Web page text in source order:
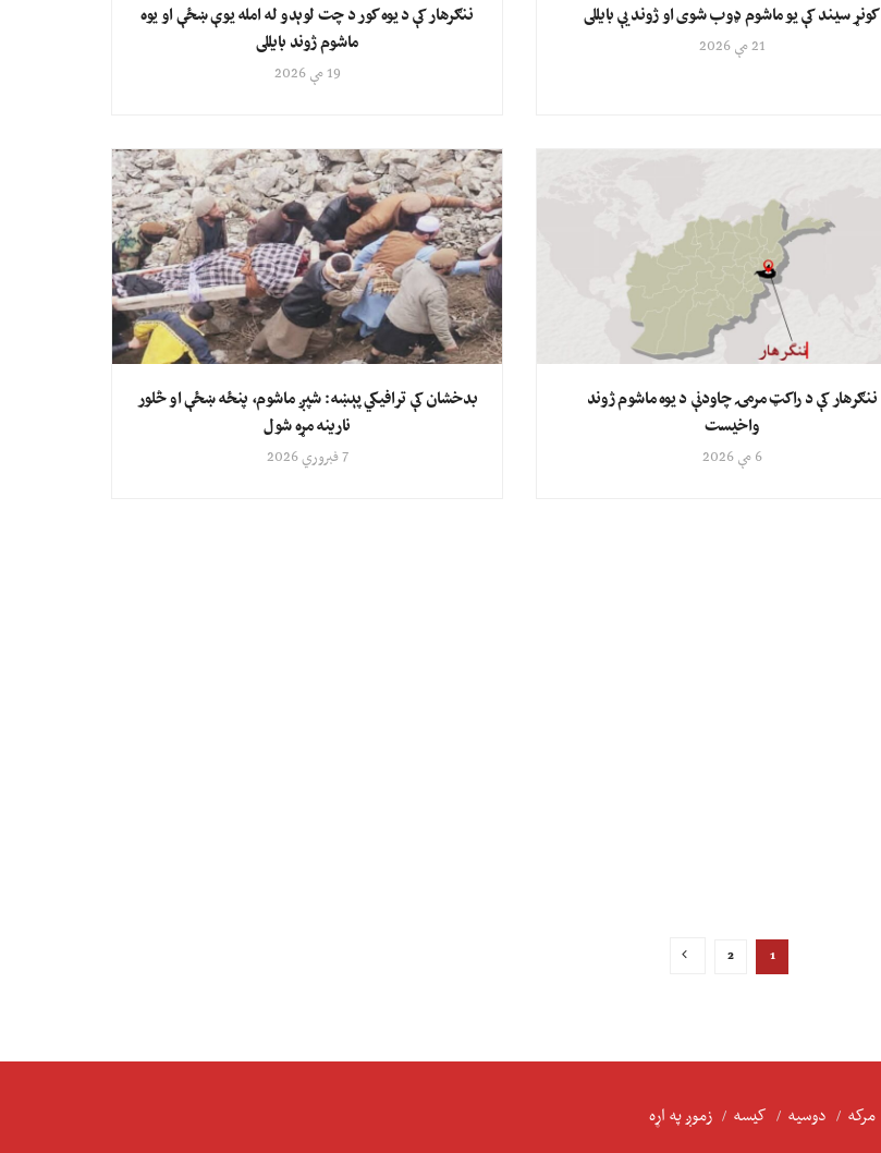
کونړ سیند کې یو ماشوم ډوب شوی او ژوند یې بایللی
21 مې 2026
ننګرهار کې د یوه کور د چت لوېدو له امله یوې ښځې او یوه
ماشوم ژوند بایللی
19 مې 2026
ننګرهار کې د راکټ مرمۍ چاودنې د یوه ماشوم ژوند
واخیست
6 مې 2026
بدخشان کې ترافیکي پېښه: شپږ ماشوم، پنځه ښځې او څلور
نارینه مړه شول
7 فبروري 2026
1
2
مرکه دوسیه کیسه زموږ په اړه